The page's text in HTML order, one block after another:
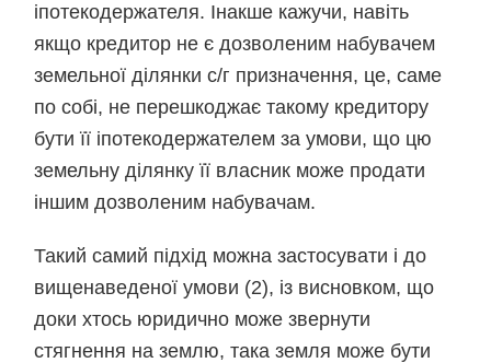
іпотекодержателя. Інакше кажучи, навіть
якщо кредитор не є дозволеним набувачем
земельної ділянки с/г призначення, це, саме
по собі, не перешкоджає такому кредитору
бути її іпотекодержателем за умови, що цю
земельну ділянку її власник може продати
іншим дозволеним набувачам.
Такий самий підхід можна застосувати і до
вищенаведеної умови (2), із висновком, що
доки хтось юридично може звернути
стягнення на землю, така земля може бути